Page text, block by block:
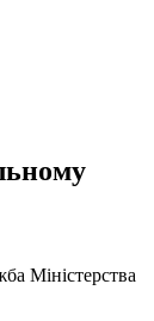
Міністерства